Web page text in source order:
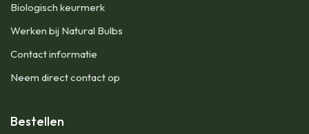
Biologisch keurmerk
Werken bij Natural Bulbs
Contact informatie
Neem direct contact op
Bestellen